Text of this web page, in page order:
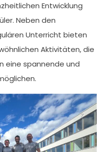
Entwicklung
Neben den
Unterricht bieten
Aktivitäten, die
eine spannende und